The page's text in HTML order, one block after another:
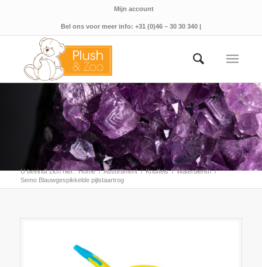
Mijn account
Bel ons voor meer info: +31 (0)46 – 30 30 340 |
U bevindt zich hier: Home / Assortiment / Knuffels / Waterdieren /
Semo Blauwgespikkelde pijlstaartrog